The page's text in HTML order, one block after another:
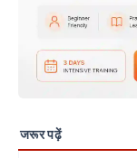
जरूर पढ़ें